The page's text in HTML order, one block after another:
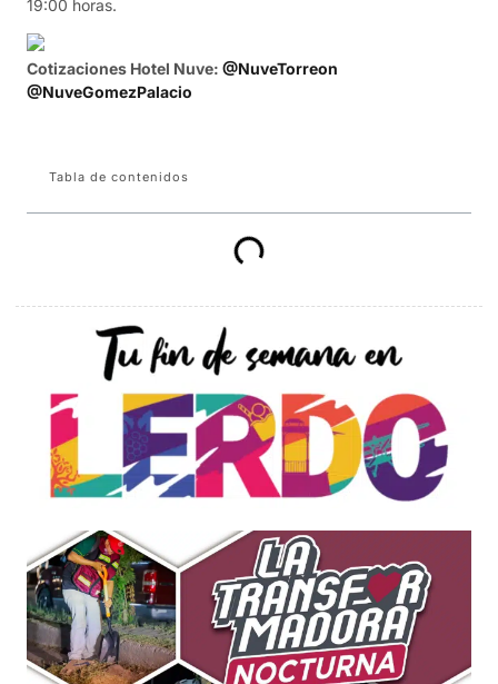
19:00 horas.
Cotizaciones Hotel Nuve: @NuveTorreon
@NuveGomezPalacio
Tabla de contenidos